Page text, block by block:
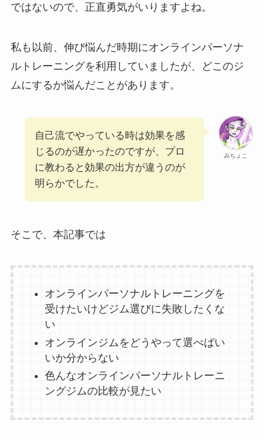
ではないので、正直勇気がいりますよね。
私も以前、伸び悩んだ時期にオンラインパーソナ
ルトレーニングを利用していましたが、どこのジ
ムにするか悩んだことがあります。
みちょこ
自己流でやっている時は効果を感
じるのが遅かったのですが、プロ
に教わると効果の出方が違うのが
明らかでした。
そこで、本記事では
オンラインパーソナルトレーニングを
受けたいけどジム選びに失敗したくな
い
オンラインジムをどうやって選べばい
いか分からない
色んなオンラインパーソナルトレーニ
ングジムの比較が見たい